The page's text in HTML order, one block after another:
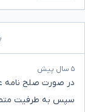
۵ سال پیش
در صورت صلح نامه
سپس به طرفیت